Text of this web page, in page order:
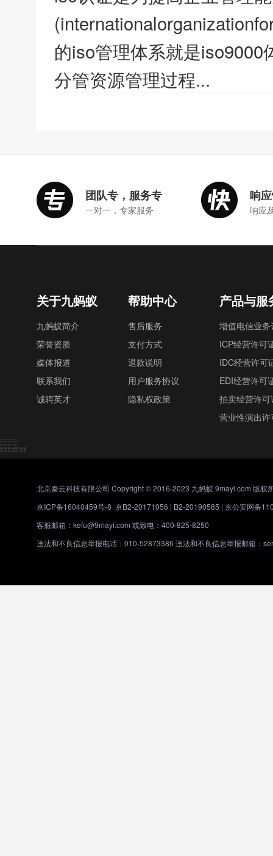
的iso管理体系就是
分管资源管理过程...
团队专，服务专
一对一，专家服务
响
响应
关于九蚂蚁
九蚂蚁简介
荣誉资质
媒体报道
联系我们
诚聘英才
帮助中心
售后服务
支付方式
退款说明
用户服务协议
隐私权政策
产品与服
增值电信业
ICP经营许可
IDC经营许可
EDI经营许可
拍卖经营许可
营业性演出许
北京秦云科技有限公司 Copyright © 2016-2023 九蚂蚁 9mayi.com 版权
京ICP备16040459号-8 京B2-20171056 | B2-20190585 | 京公安网备
客服邮箱：kefu@9mayi.com 或致电：400-825-8250
违法和不良信息举报电话：010-52873386 违法和不良信息举报邮箱：